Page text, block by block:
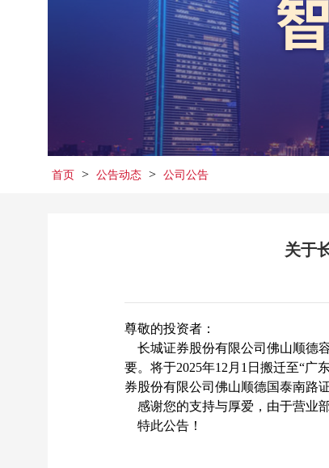
首页 > 公告动态 > 公司公告
关于
尊敬的投资者：
长城证券股份有限公司佛山顺德
要。将于2025年12月1日搬迁至“广
券股份有限公司佛山顺德国泰南路
感谢您的支持与厚爱，由于营业
特此公告！